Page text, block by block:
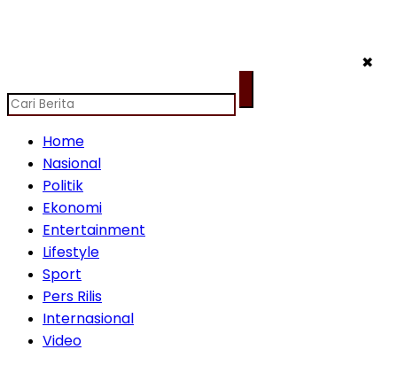
✖
Home
Nasional
Politik
Ekonomi
Entertainment
Lifestyle
Sport
Pers Rilis
Internasional
Video